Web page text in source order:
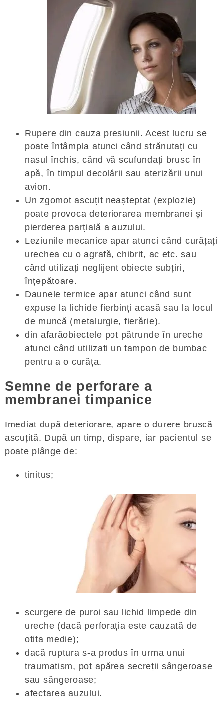
Rupere din cauza presiunii. Acest lucru se
poate întâmpla atunci când strănutați cu
nasul închis, când vă scufundați brusc în
apă, în timpul decolării sau aterizării unui
avion.
Un zgomot ascuțit neașteptat (explozie)
poate provoca deteriorarea membranei și
pierderea parțială a auzului.
Leziunile mecanice apar atunci când curățați
urechea cu o agrafă, chibrit, ac etc. sau
când utilizați neglijent obiecte subțiri,
înțepătoare.
Daunele termice apar atunci când sunt
expuse la lichide fierbinți acasă sau la locul
de muncă (metalurgie, fierărie).
din afarăobiectele pot pătrunde în ureche
atunci când utilizați un tampon de bumbac
pentru a o curăța.
Semne de perforare a
membranei timpanice
Imediat după deteriorare, apare o durere bruscă
ascuțită. După un timp, dispare, iar pacientul se
poate plânge de:
tinitus;
scurgere de puroi sau lichid limpede din
ureche (dacă perforația este cauzată de
otita medie);
dacă ruptura s-a produs în urma unui
traumatism, pot apărea secreții sângeroase
sau sângeroase;
afectarea auzului.